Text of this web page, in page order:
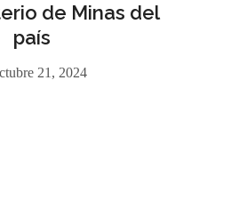
de Minas del
país
21, 2024